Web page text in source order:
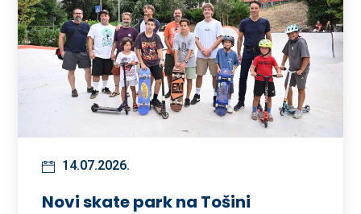
14.07.2026.
Novi skate park na Tošini